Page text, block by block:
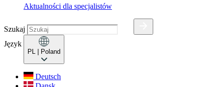
Aktualności dla specjalistów
Szukaj
Język
PL | Poland
Deutsch